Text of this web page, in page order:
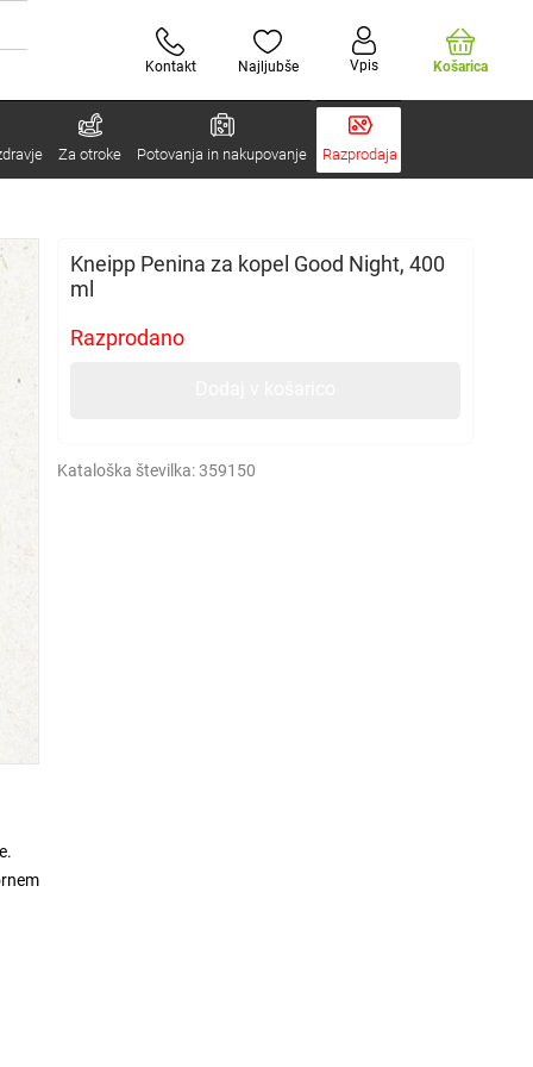
Kontakt Najljubše Vpis Košarica
Za otroke Potovanja in nakupovanje Razprodaja
Kneipp Penina za kopel Good Night, 400
ml
Razprodano
Kataloška številka:359150